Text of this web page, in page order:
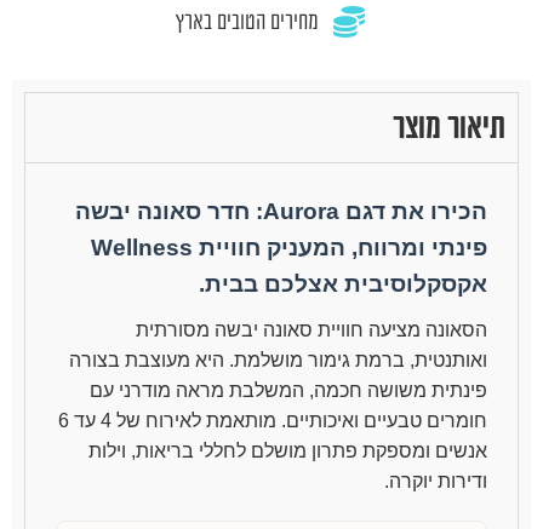
מחירים הטובים בארץ
תיאור מוצר
הכירו את דגם Aurora: חדר סאונה יבשה
פינתי ומרווח, המעניק חוויית Wellness
אקסקלוסיבית אצלכם בבית.
הסאונה מציעה חוויית סאונה יבשה מסורתית
ואותנטית, ברמת גימור מושלמת. היא מעוצבת בצורה
פינתית משושה חכמה, המשלבת מראה מודרני עם
חומרים טבעיים ואיכותיים. מותאמת לאירוח של 4 עד 6
אנשים ומספקת פתרון מושלם לחללי בריאות, וילות
ודירות יוקרה.